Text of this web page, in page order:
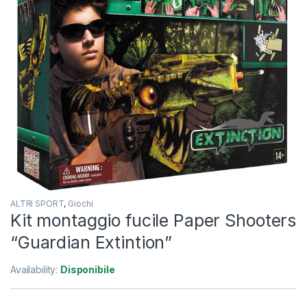
ALTRI SPORT, Giochi
Kit montaggio fucile Paper Shooters
“Guardian Extintion”
Availability: Disponibile